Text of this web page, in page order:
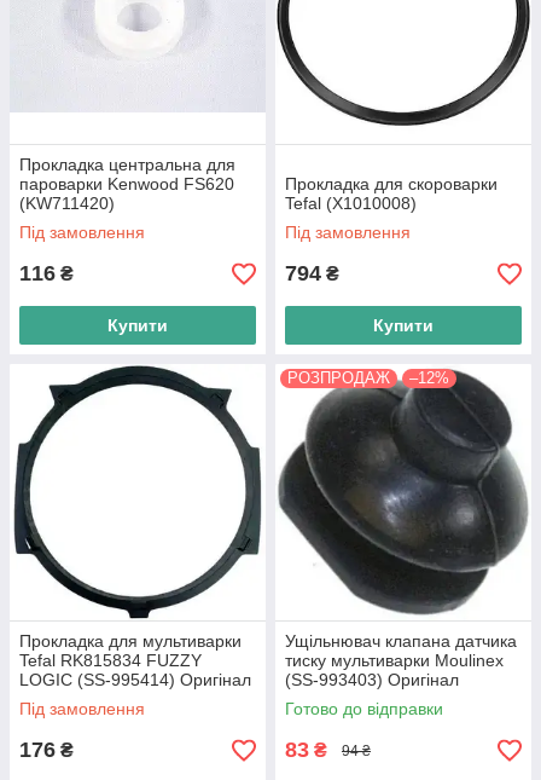
Прокладка центральна для
пароварки Kenwood FS620
(KW711420)
Під замовлення
116 ₴
Купити
Прокладка для скороварки
Tefal (X1010008)
Під замовлення
794 ₴
Купити
Прокладка для мультиварки
Tefal RK815834 FUZZY
LOGIC (SS-995414) Оригінал
SERIE R27
Під замовлення
176 ₴
РОЗПРОДАЖ –12%
Ущільнювач клапана датчика
тиску мультиварки Moulinex
(SS-993403) Оригінал
Готово до відправки
83 ₴ 94 ₴